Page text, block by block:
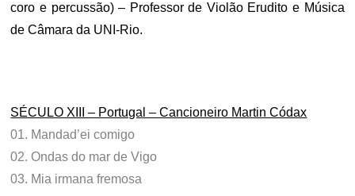
coro e percussão) – Professor de Violão Erudito e Música
de Câmara da UNI-Rio.
SÉCULO XIII – Portugal – Cancioneiro Martin Códax
01. Mandad’ei comigo
02. Ondas do mar de Vigo
03. Mia irmana fremosa